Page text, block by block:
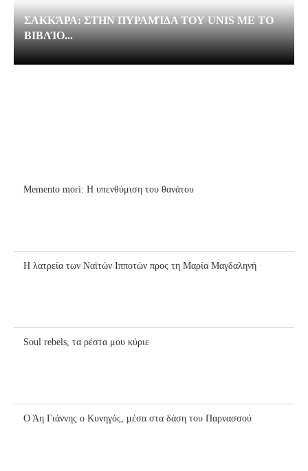
ΣΑΚΚΆΡΑ: ΣΤΗΝ ΠΥΡΑΜΊΔΑ ΤΟΥ UNIS ΜΕ ΤΟ
ΒΙΒΛΊΟ...
Memento mori: Η υπενθύμιση του θανάτου
Η λατρεία των Ναϊτών Ιπποτών προς τη Μαρία Μαγδαληνή
Soul rebels, τα ρέστα μου κύριε
Ο Άη Γιάννης ο Κυνηγός, μέσα στα δάση του Παρνασσού